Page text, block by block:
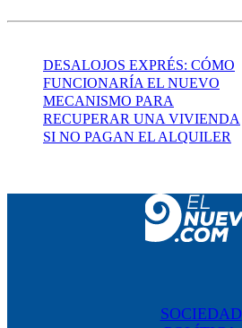
DESALOJOS EXPRÉS: CÓMO
FUNCIONARÍA EL NUEVO
MECANISMO PARA
RECUPERAR UNA VIVIENDA
SI NO PAGAN EL ALQUILER
SOCIEDAD